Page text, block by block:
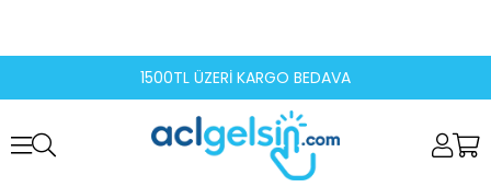
1500TL ÜZERİ KARGO BEDAVA